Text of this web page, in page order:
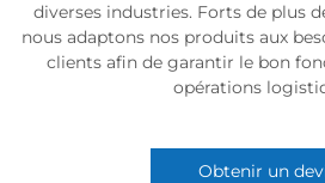
diverses industries. Forts de plus
nous adaptons nos produits aux
clients afin de garantir le bon
opérations
Obtenir un